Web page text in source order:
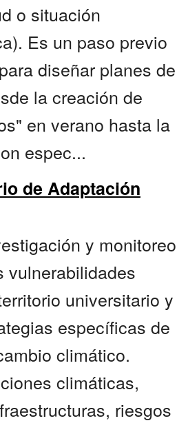
o situación
Es un paso previo
diseñar planes de
la creación de
en verano hasta la
espec...
de Adaptación
y monitoreo
vulnerabilidades
universitario y
específicas de
climático.
climáticas,
riesgos